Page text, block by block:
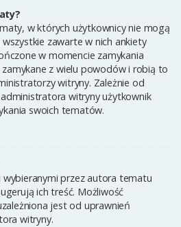
w których użytkownicy nie mogą
zawarte w nich ankiety
w momencie zamykania
z wielu powodów i robią to
witryny. Zależnie od
witryny użytkownik
swoich tematów.
przez autora tematu
ich treść. Możliwość
jest od uprawnień
witryny.